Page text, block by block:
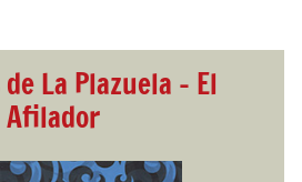
La Plazuela - El
Afilador